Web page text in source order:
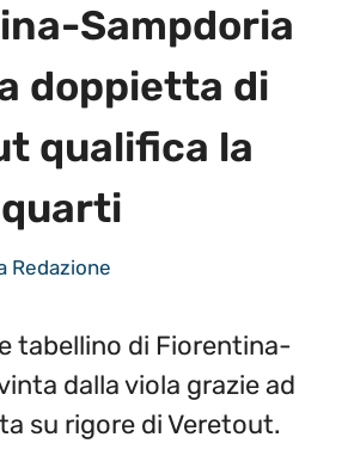
Sampdoria
doppietta di
qualifica la
Redazione
tabellino di Fiorentina-
dalla viola grazie ad
su rigore di Veretout.